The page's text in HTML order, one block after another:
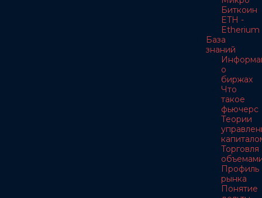
Биткоин
ETH -
Etherium
База
знаний
о
биржах
Что
такое
фьючерс
Теории
Торговля
Профиль
рынка
Понятие